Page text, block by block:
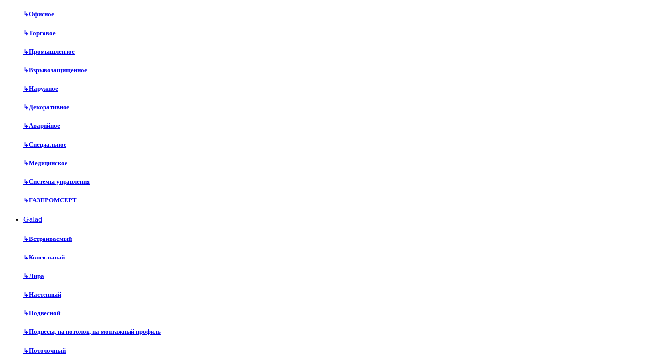
↳Офисное
↳Торговое
↳Промышленное
↳Взрывозащищенное
↳Наружное
↳Декоративное
↳Аварийное
↳Специальное
↳Медицинское
↳Системы управления
↳ГАЗПРОМСЕРТ
Galad
↳Встраиваемый
↳Консольный
↳Лира
↳Настенный
↳Подвесной
↳Подвесы, на потолок, на монтажный профиль
↳Потолочный